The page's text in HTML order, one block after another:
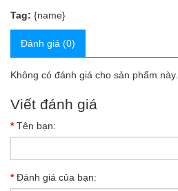
Tag: {name}
Đánh giá (0)
Không có đánh giá cho sản phẩm này.
Viết đánh giá
Tên bạn:
Đánh giá của bạn: